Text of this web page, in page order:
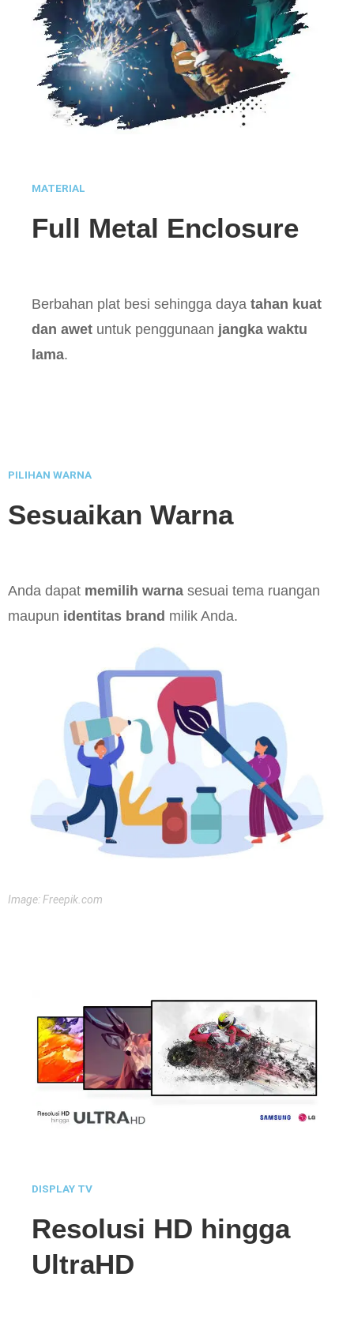
MATERIAL
Full Metal Enclosure
Berbahan plat besi sehingga daya tahan kuat
dan awet untuk penggunaan jangka waktu
lama.
PILIHAN WARNA
Sesuaikan Warna
Anda dapat memilih warna sesuai tema ruangan
maupun identitas brand milik Anda.
Image: Freepik.com
DISPLAY TV
Resolusi HD hingga
UltraHD